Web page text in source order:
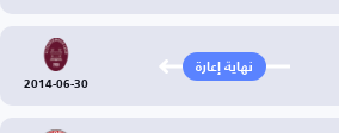
نهاية إعارة
2014-06-30